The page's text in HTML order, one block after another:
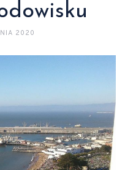
2020